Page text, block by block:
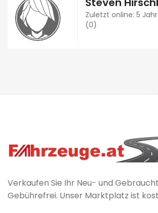
Zuletzt online: 5
(0)
Verkaufen Sie Ihr Neu- und
Gebührefrei. Unser Marktplatz ist